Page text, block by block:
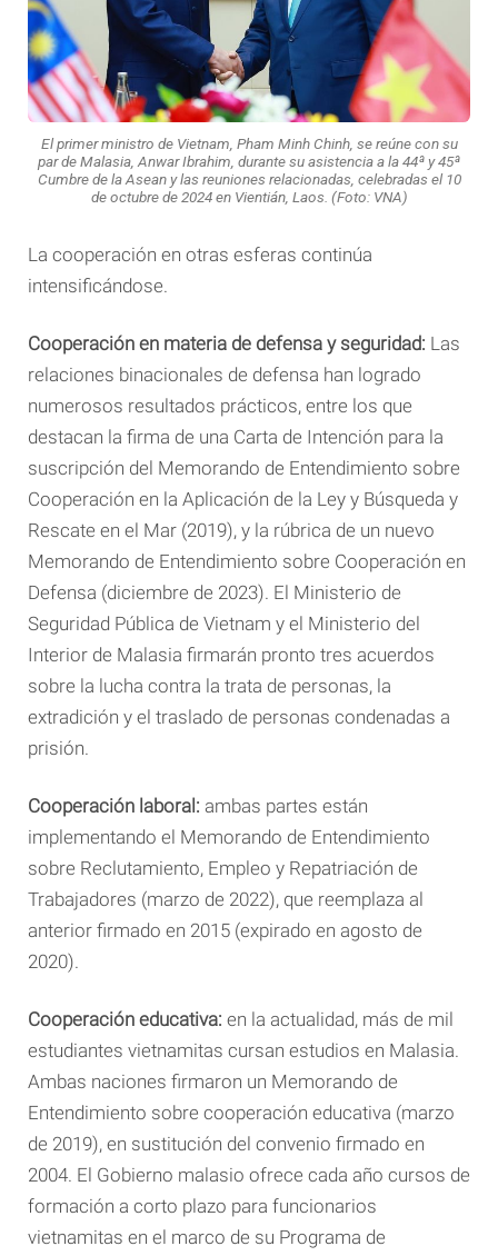
El primer ministro de Vietnam, Pham Minh Chinh, se reúne con su
par de Malasia, Anwar Ibrahim, durante su asistencia a la 44ª y 45ª
Cumbre de la Asean y las reuniones relacionadas, celebradas el 10
de octubre de 2024 en Vientián, Laos. (Foto: VNA)
La cooperación en otras esferas continúa
intensificándose.
Cooperación en materia de defensa y seguridad: Las
relaciones binacionales de defensa han logrado
numerosos resultados prácticos, entre los que
destacan la firma de una Carta de Intención para la
suscripción del Memorando de Entendimiento sobre
Cooperación en la Aplicación de la Ley y Búsqueda y
Rescate en el Mar (2019), y la rúbrica de un nuevo
Memorando de Entendimiento sobre Cooperación en
Defensa (diciembre de 2023). El Ministerio de
Seguridad Pública de Vietnam y el Ministerio del
Interior de Malasia firmarán pronto tres acuerdos
sobre la lucha contra la trata de personas, la
extradición y el traslado de personas condenadas a
prisión.
Cooperación laboral: ambas partes están
implementando el Memorando de Entendimiento
sobre Reclutamiento, Empleo y Repatriación de
Trabajadores (marzo de 2022), que reemplaza al
anterior firmado en 2015 (expirado en agosto de
2020).
Cooperación educativa: en la actualidad, más de mil
estudiantes vietnamitas cursan estudios en Malasia.
Ambas naciones firmaron un Memorando de
Entendimiento sobre cooperación educativa (marzo
de 2019), en sustitución del convenio firmado en
2004. El Gobierno malasio ofrece cada año cursos de
formación a corto plazo para funcionarios
vietnamitas en el marco de su Programa de